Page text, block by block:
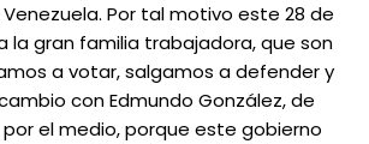
Por tal motivo este 28 de
la gran familia trabajadora, que son
a votar, salgamos a defender y
con Edmundo González, de
el medio, porque este gobierno